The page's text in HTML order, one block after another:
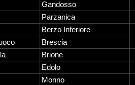
Gandosso
Parzanica
Berzo Inferiore
Brescia
Brione
Edolo
Monno